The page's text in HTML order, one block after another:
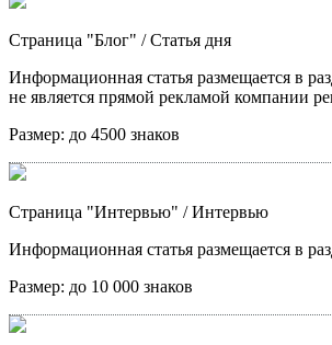
Страница "Блог" / Статья дня
Информационная статья размещается в
не является прямой рекламой компании
Размер: до 4500 знаков
Страница "Интервью" / Интервью
Информационная статья размещается в
Размер: до 10 000 знаков